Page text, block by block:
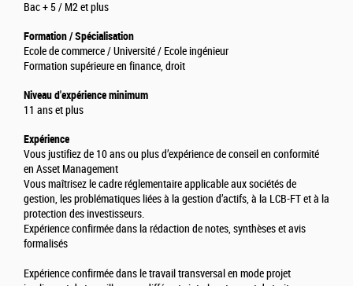
Bac + 5 / M2 et plus
Formation / Spécialisation
Ecole de commerce / Université / Ecole ingénieur
Formation supérieure en finance, droit
Niveau d'expérience minimum
11 ans et plus
Expérience
Vous justifiez de 10 ans ou plus d’expérience de conseil en conformité
en Asset Management
Vous maîtrisez le cadre réglementaire applicable aux sociétés de
gestion, les problématiques liées à la gestion d’actifs, à la LCB-FT et à la
protection des investisseurs.
Expérience confirmée dans la rédaction de notes, synthèses et avis
formalisés
Expérience confirmée dans le travail transversal en mode projet